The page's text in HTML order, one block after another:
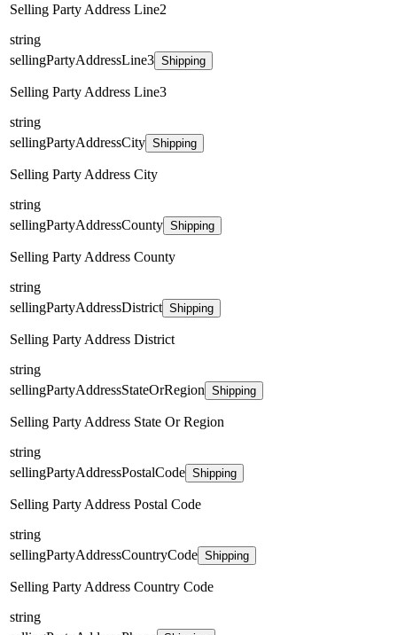
Selling Party Address Line2
string
sellingPartyAddressLine3 Shipping
Selling Party Address Line3
string
sellingPartyAddressCity Shipping
Selling Party Address City
string
sellingPartyAddressCounty Shipping
Selling Party Address County
string
sellingPartyAddressDistrict Shipping
Selling Party Address District
string
sellingPartyAddressStateOrRegion Shipping
Selling Party Address State Or Region
string
sellingPartyAddressPostalCode Shipping
Selling Party Address Postal Code
string
sellingPartyAddressCountryCode Shipping
Selling Party Address Country Code
string